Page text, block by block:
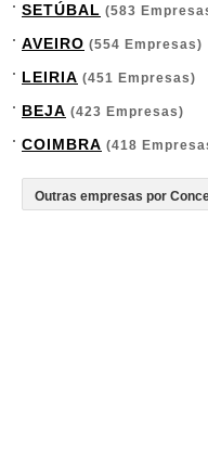
SETÚBAL (583
AVEIRO (554 Empresas)
LEIRIA (451 Empresas)
BEJA (423 Empresas)
COIMBRA (418